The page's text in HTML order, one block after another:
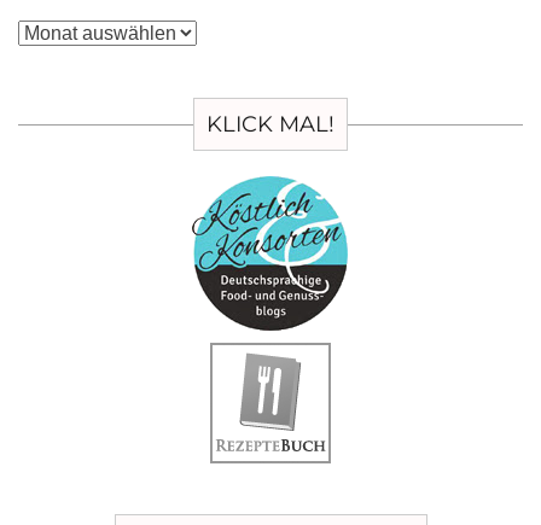
Archiv
KLICK MAL!